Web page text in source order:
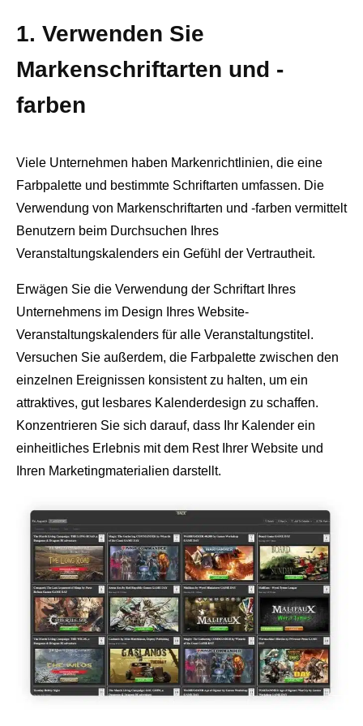
1. Verwenden Sie
Markenschriftarten und -
farben
Viele Unternehmen haben Markenrichtlinien, die eine
Farbpalette und bestimmte Schriftarten umfassen. Die
Verwendung von Markenschriftarten und -farben vermittelt
Benutzern beim Durchsuchen Ihres
Veranstaltungskalenders ein Gefühl der Vertrautheit.
Erwägen Sie die Verwendung der Schriftart Ihres
Unternehmens im Design Ihres Website-
Veranstaltungskalenders für alle Veranstaltungstitel.
Versuchen Sie außerdem, die Farbpalette zwischen den
einzelnen Ereignissen konsistent zu halten, um ein
attraktives, gut lesbares Kalenderdesign zu schaffen.
Konzentrieren Sie sich darauf, dass Ihr Kalender ein
einheitliches Erlebnis mit dem Rest Ihrer Website und
Ihren Marketingmaterialien darstellt.